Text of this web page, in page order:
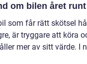
om bilen året runt
som får rätt skötsel
är tryggare att köra
mer av sitt värde. I